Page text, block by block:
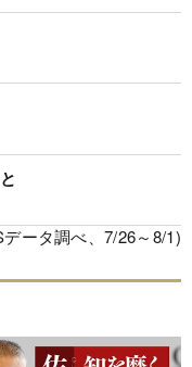
ータ調べ、7/26～8/1)